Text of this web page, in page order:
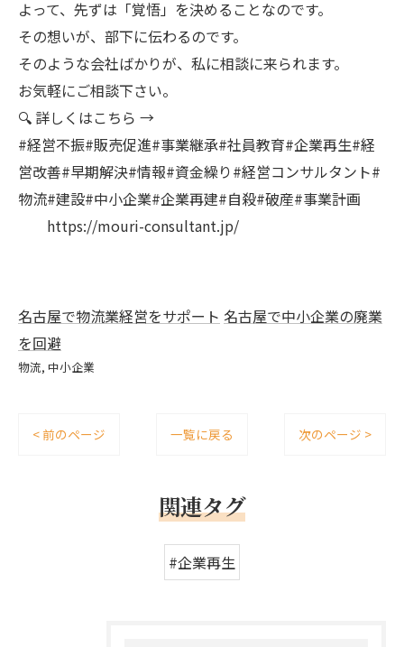
よって、先ずは「覚悟」を決めることなのです。
その想いが、部下に伝わるのです。
そのような会社ばかりが、私に相談に来られます。
お気軽にご相談下さい。
🔍 詳しくはこちら →
#経営不振#販売促進#事業継承#社員教育#企業再生#経
営改善#早期解決#情報#資金繰り#経営コンサルタント#
物流#建設#中小企業#企業再建#自殺#破産#事業計画
https://mouri-consultant.jp/
名古屋で物流業経営をサポート 名古屋で中小企業の廃業
を回避
物流 中小企業
< 前のページ 一覧に戻る 次のページ >
関連タグ
#企業再生